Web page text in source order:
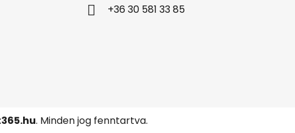
+36 30 581 33 85
. Minden jog fenntartva.